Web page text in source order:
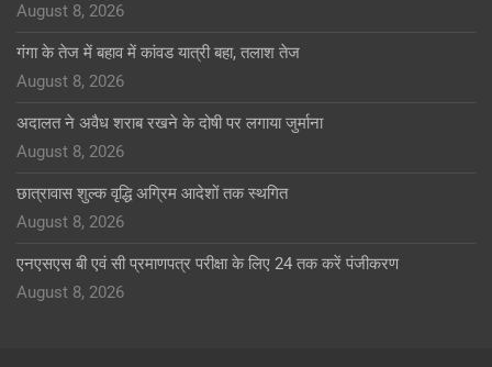
August 8, 2026
गंगा के तेज में बहाव में कांवड यात्री बहा, तलाश तेज
August 8, 2026
अदालत ने अवैध शराब रखने के दोषी पर लगाया जुर्माना
August 8, 2026
छात्रावास शुल्क वृद्धि अग्रिम आदेशों तक स्थगित
August 8, 2026
एनएसएस बी एवं सी प्रमाणपत्र परीक्षा के लिए 24 तक करें पंजीकरण
August 8, 2026